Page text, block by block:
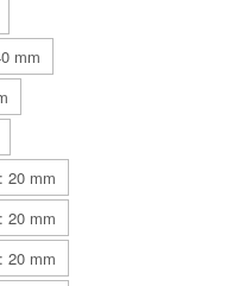
mm
20 mm
20 mm
20 mm